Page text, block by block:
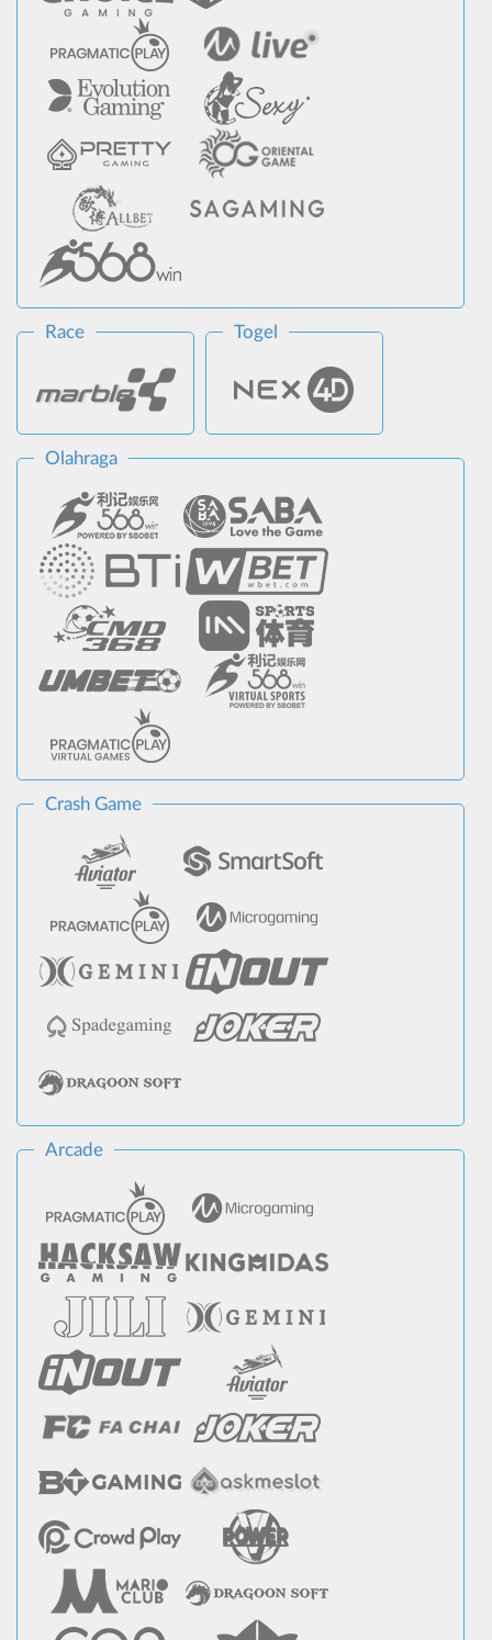
Race Togel
Olahraga
Crash Game
Arcade